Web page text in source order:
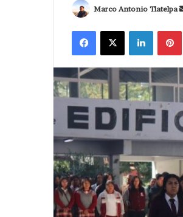
Marco Antonio Tlatelpa
Facebook
X LinkedIn